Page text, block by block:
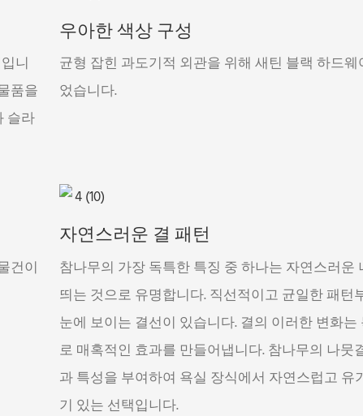
니
품을
슬라
우아한 색상 구성
균형 잡힌 과도기적 외관을 위해 새틴 블랙 하드
었습니다.
건이
자연스러운 결 패턴
참나무의 가장 독특한 특징 중 하나는 자연스러운
띄는 것으로 유명합니다. 직선적이고 균일한 패
눈에 보이는 결선이 있습니다. 결의 이러한 변화
로 매혹적인 효과를 만들어냅니다. 참나무의 나뭇
과 특성을 부여하여 욕실 장식에서 자연스럽고
기 있는 선택입니다.